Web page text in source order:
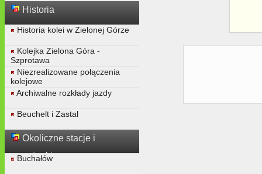
Historia
Historia kolei w Zielonej Górze
Kolejka Zielona Góra -
Szprotawa
Niezrealizowane połączenia
kolejowe
Archiwalne rozkłady jazdy
Beuchelt i Zastal
Okoliczne stacje i
przystanki
Buchałów